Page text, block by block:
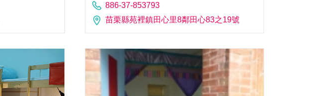
886-37-853793
苗栗縣苑裡鎮田心里8鄰田心83之19號